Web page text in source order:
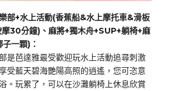
部+水上活動(香蕉船&水上摩托車&滑板
30分鐘)、麻將+獨木舟+SUP+躺椅+麻
一顆)：
是芭達雅最受歡迎玩水上活動追尋刺激
受藍天碧海艷陽高照的逍遙，您可恣意
。玩累了，可以在沙灘躺椅上休息欣賞